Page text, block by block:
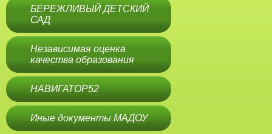
БЕРЕЖЛИВЫЙ ДЕТСКИЙ
САД
Независимая оценка
качества образования
НАВИГАТОР52
Иные документы МАДОУ